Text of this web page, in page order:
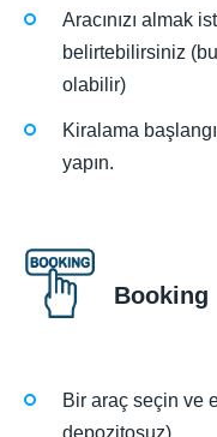
Aracınızı almak
belirtebilirsiniz
olabilir)
Kiralama
yapın.
Booking
Bir araç seçin ve
depozitosuz)